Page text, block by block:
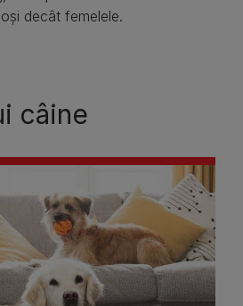
decât femelele.
câine